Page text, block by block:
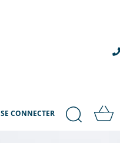
SE CONNECTER